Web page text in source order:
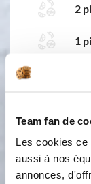
Team fan de
Les cookies
aussi à nos
annonces,
2
1
4 étapes